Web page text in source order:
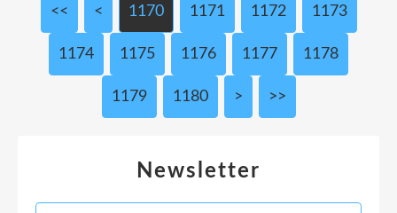
<< < 1100
1110
1120
1130
1140
1150
1160
1170 1171 1172 1173
1174 1175 1176 1177 1178
1179 1180 1190
1200
1300
1400
1500
1600
1700
1800
1900
2000
2100
2200
2300
2400
2500
2600
2700
2800
2900
3000
> >>
Newsletter